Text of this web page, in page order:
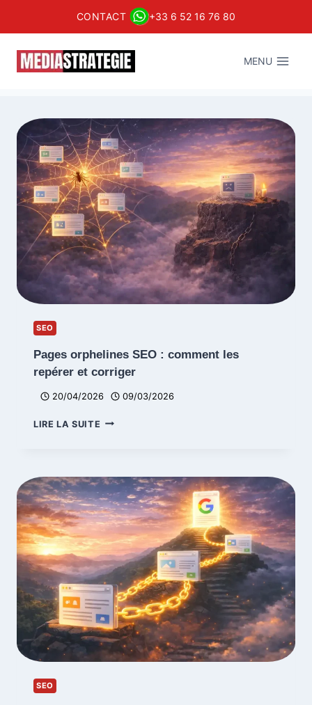
CONTACT +33 6 52 16 76 80
contenu
MENU
SEO
Pages orphelines SEO : comment les
repérer et corriger
20/04/2026 09/03/2026
LIRE LA SUITE PAGES
COMMENT
REPÉRER
ET
CORRIGER
SEO